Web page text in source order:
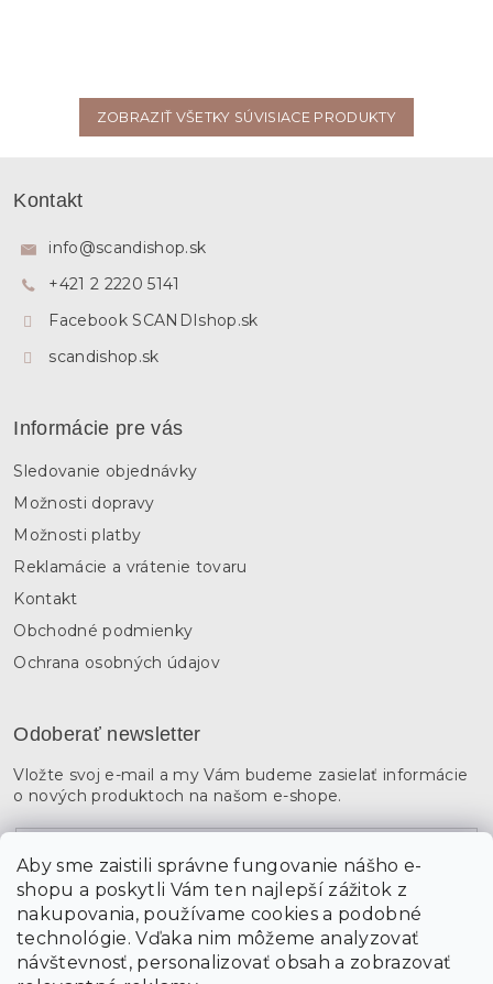
Aby sme zaistili správne fungovanie nášho e-
shopu a poskytli Vám ten najlepší zážitok z
nakupovania, používame cookies a podobné
technológie. Vďaka nim môžeme analyzovať
návštevnosť, personalizovať obsah a zobrazovať
ZOBRAZIŤ VŠETKY SÚVISIACE PRODUKTY
Kontakt
info@scandishop.sk
+421 2 2220 5141
Facebook SCANDIshop.sk
scandishop.sk
Informácie pre vás
Sledovanie objednávky
Možnosti dopravy
Možnosti platby
Reklamácie a vrátenie tovaru
Kontakt
Obchodné podmienky
Ochrana osobných údajov
Odoberať newsletter
Vložte svoj e-mail a my Vám budeme zasielať informácie
o nových produktoch na našom e-shope.
Vložením údajov súhlasíte s podmienkami ochrany
osobných údajov
PRIHLÁSIŤ SA